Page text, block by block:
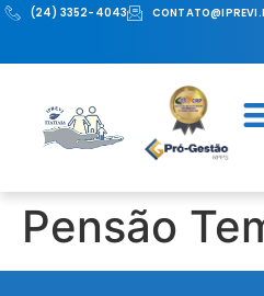
(24) 3352-4043
Pensão